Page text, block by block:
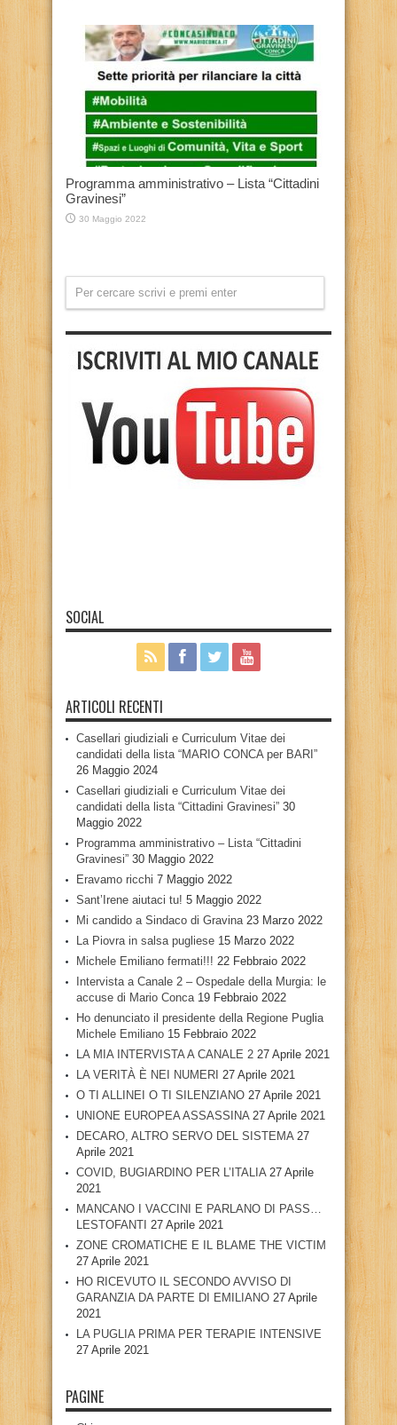
Programma amministrativo – Lista “Cittadini
Gravinesi”
30 Maggio 2022
SOCIAL
ARTICOLI RECENTI
Casellari giudiziali e Curriculum Vitae dei
candidati della lista “MARIO CONCA per BARI”
26 Maggio 2024
Casellari giudiziali e Curriculum Vitae dei
candidati della lista “Cittadini Gravinesi” 30
Maggio 2022
Programma amministrativo – Lista “Cittadini
Gravinesi” 30 Maggio 2022
Eravamo ricchi 7 Maggio 2022
Sant’Irene aiutaci tu! 5 Maggio 2022
Mi candido a Sindaco di Gravina 23 Marzo 2022
La Piovra in salsa pugliese 15 Marzo 2022
Michele Emiliano fermati!!! 22 Febbraio 2022
Intervista a Canale 2 – Ospedale della Murgia: le
accuse di Mario Conca 19 Febbraio 2022
Ho denunciato il presidente della Regione Puglia
Michele Emiliano 15 Febbraio 2022
LA MIA INTERVISTA A CANALE 2 27 Aprile 2021
LA VERITÀ È NEI NUMERI 27 Aprile 2021
O TI ALLINEI O TI SILENZIANO 27 Aprile 2021
UNIONE EUROPEA ASSASSINA 27 Aprile 2021
DECARO, ALTRO SERVO DEL SISTEMA 27
Aprile 2021
COVID, BUGIARDINO PER L’ITALIA 27 Aprile
2021
MANCANO I VACCINI E PARLANO DI PASS…
LESTOFANTI 27 Aprile 2021
ZONE CROMATICHE E IL BLAME THE VICTIM
27 Aprile 2021
HO RICEVUTO IL SECONDO AVVISO DI
GARANZIA DA PARTE DI EMILIANO 27 Aprile
2021
LA PUGLIA PRIMA PER TERAPIE INTENSIVE
27 Aprile 2021
PAGINE